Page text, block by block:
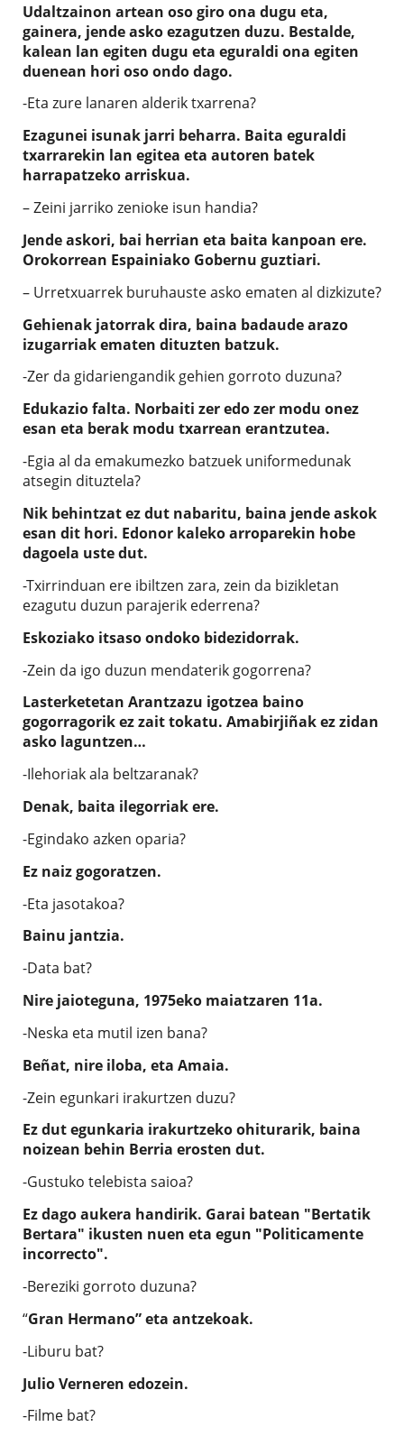
Udaltzainon artean oso giro ona dugu eta,
gainera, jende asko ezagutzen duzu. Bestalde,
kalean lan egiten dugu eta eguraldi ona egiten
duenean hori oso ondo dago.
-Eta zure lanaren alderik txarrena?
Ezagunei isunak jarri beharra. Baita eguraldi
txarrarekin lan egitea eta autoren batek
harrapatzeko arriskua.
– Zeini jarriko zenioke isun handia?
Jende askori, bai herrian eta baita kanpoan ere.
Orokorrean Espainiako Gobernu guztiari.
– Urretxuarrek buruhauste asko ematen al dizkizute?
Gehienak jatorrak dira, baina badaude arazo
izugarriak ematen dituzten batzuk.
-Zer da gidariengandik gehien gorroto duzuna?
Edukazio falta. Norbaiti zer edo zer modu onez
esan eta berak modu txarrean erantzutea.
-Egia al da emakumezko batzuek uniformedunak
atsegin dituztela?
Nik behintzat ez dut nabaritu, baina jende askok
esan dit hori. Edonor kaleko arroparekin hobe
dagoela uste dut.
-Txirrinduan ere ibiltzen zara, zein da bizikletan
ezagutu duzun parajerik ederrena?
Eskoziako itsaso ondoko bidezidorrak.
-Zein da igo duzun mendaterik gogorrena?
Lasterketetan Arantzazu igotzea baino
gogorragorik ez zait tokatu. Amabirjiñak ez zidan
asko laguntzen…
-Ilehoriak ala beltzaranak?
Denak, baita ilegorriak ere.
-Egindako azken oparia?
Ez naiz gogoratzen.
-Eta jasotakoa?
Bainu jantzia.
-Data bat?
Nire jaioteguna, 1975eko maiatzaren 11a.
-Neska eta mutil izen bana?
Beñat, nire iloba, eta Amaia.
-Zein egunkari irakurtzen duzu?
Ez dut egunkaria irakurtzeko ohiturarik, baina
noizean behin Berria erosten dut.
-Gustuko telebista saioa?
Ez dago aukera handirik. Garai batean "Bertatik
Bertara" ikusten nuen eta egun "Politicamente
incorrecto".
-Bereziki gorroto duzuna?
“Gran Hermano” eta antzekoak.
-Liburu bat?
Julio Verneren edozein.
-Filme bat?